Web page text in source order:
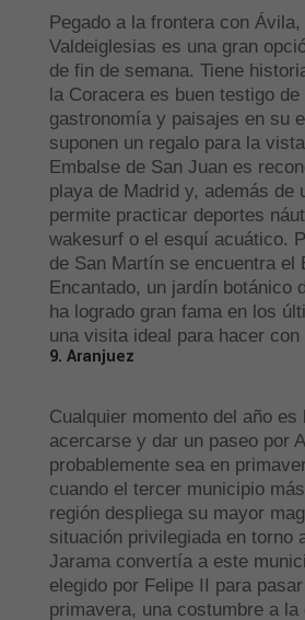
Pegado a la frontera con
Valdeiglesias es una gran
de fin de semana. Tiene
la Coracera es buen testigo
gastronomía y paisajes en su
suponen un regalo para la
Embalse de San Juan es
playa de Madrid y, además de
permite practicar deportes
wakesurf o el esquí acuático.
de San Martín se encuentra el
Encantado, un jardín botánico
ha logrado gran fama en los
una visita ideal para hacer con
9. Aranjuez
Cualquier momento del año es
acercarse y dar un paseo por
probablemente sea en
cuando el tercer municipio
región despliega su mayor
situación privilegiada en torno
Jarama convertía a este
elegido por Felipe II para
primavera, una costumbre a la